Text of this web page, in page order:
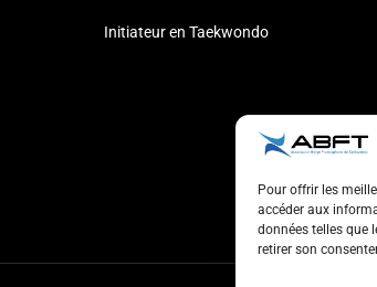
Pour offrir les
accéder aux
données telles que
retirer son
Initiateur en Taekwondo